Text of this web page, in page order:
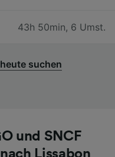
43h 50min, 6 Umst.
suchen
und SNCF
Lissabon